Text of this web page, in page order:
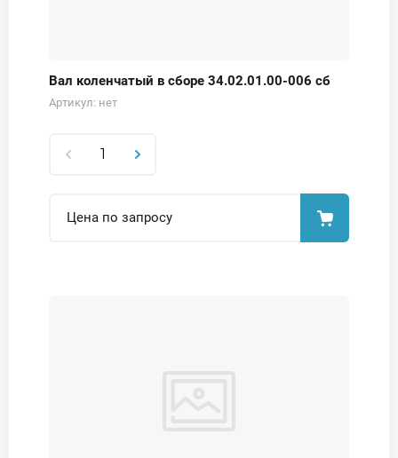
Вал коленчатый в сборе 34.02.01.00-006 сб
Артикул: нет
Цена по запросу